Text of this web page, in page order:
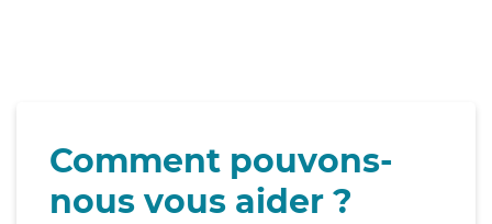
Comment pouvons-
nous vous aider ?